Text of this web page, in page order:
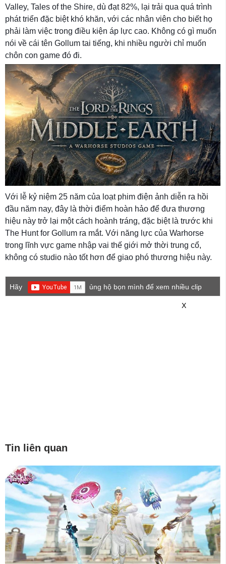
Valley, Tales of the Shire, dù đạt 82%, lại trải qua quá trình
phát triển đặc biệt khó khăn, với các nhân viên cho biết họ
phải làm việc trong điều kiện áp lực cao. Không có gì muốn
nói về cái tên Gollum tai tiếng, khi nhiều người chỉ muốn
chôn con game đó đi.
Với lễ kỷ niệm 25 năm của loạt phim điện ảnh diễn ra hồi
đầu năm nay, đây là thời điểm hoàn hảo để đưa thương
hiệu này trở lại một cách hoành tráng, đặc biệt là trước khi
The Hunt for Gollum ra mắt. Với năng lực của Warhorse
trong lĩnh vực game nhập vai thế giới mở thời trung cổ,
không có studio nào tốt hơn để giao phó thương hiệu này.
Hãy
ủng hộ bọn mình để xem nhiều clip
X
Tin liên quan